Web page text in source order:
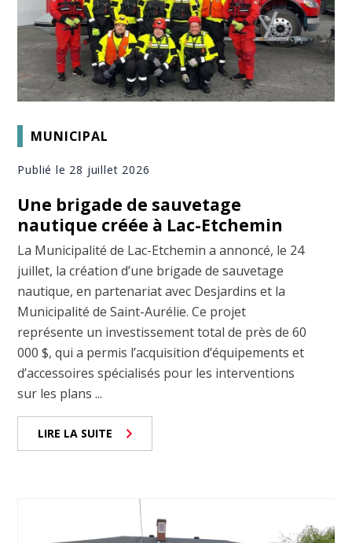
MUNICIPAL
Publié le 28 juillet 2026
Une brigade de sauvetage
nautique créée à Lac-Etchemin
La Municipalité de Lac-Etchemin a annoncé, le 24
juillet, la création d’une brigade de sauvetage
nautique, en partenariat avec Desjardins et la
Municipalité de Saint-Aurélie. Ce projet
représente un investissement total de près de 60
000 $, qui a permis l’acquisition d’équipements et
d’accessoires spécialisés pour les interventions
sur les plans ...
LIRE LA SUITE